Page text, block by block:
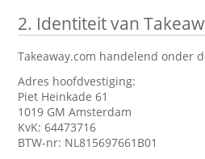
2. Identiteit van
Takeaway.com handelend onder
Adres hoofdvestiging:
Piet Heinkade 61
1019 GM Amsterdam
KvK: 64473716
BTW-nr: NL815697661B01